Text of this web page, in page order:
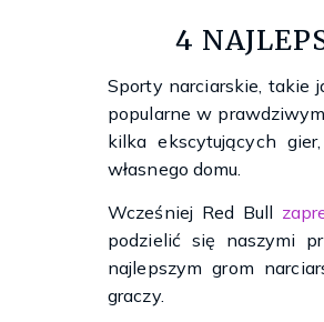
4
Sporty narciarskie, takie
popularne w
kilka ekscytujących
własnego domu.
Wcześniej Red Bull
podzielić się naszymi
najlepszym grom
graczy.